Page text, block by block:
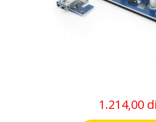
1.214,00